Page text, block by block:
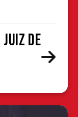
de